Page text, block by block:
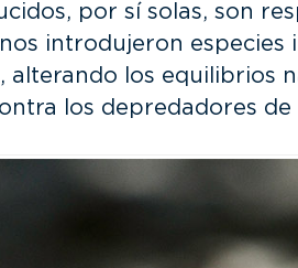
por sí solas, son
introdujeron especies
los equilibrios
los depredadores de